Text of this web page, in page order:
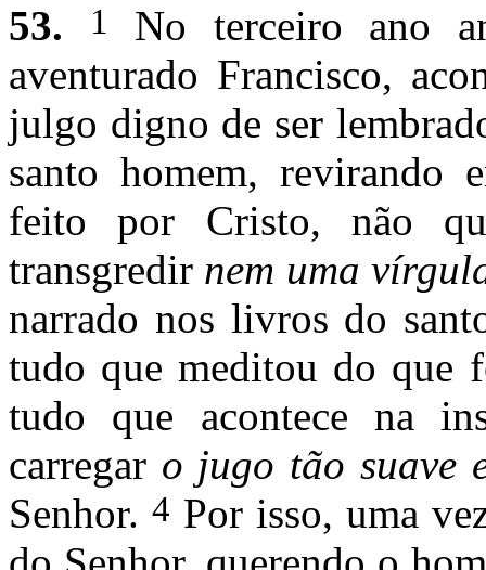
53. 1
No terceiro ano
aventurado Francisco,
julgo digno de ser
santo homem, revirando
feito por Cristo, não
transgredir nem uma
narrado nos livros do
tudo que meditou do que
tudo que acontece na
carregar o jugo tão suave
Senhor. 4 Por isso, uma